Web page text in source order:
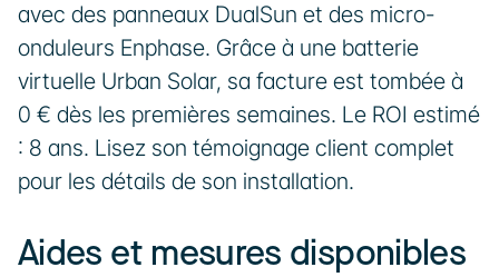
avec des panneaux DualSun et des micro-
onduleurs Enphase. Grâce à une batterie
virtuelle Urban Solar, sa facture est tombée à
0 € dès les premières semaines. Le ROI estimé
: 8 ans. Lisez son témoignage client complet
pour les détails de son installation.
Aides et mesures disponibles